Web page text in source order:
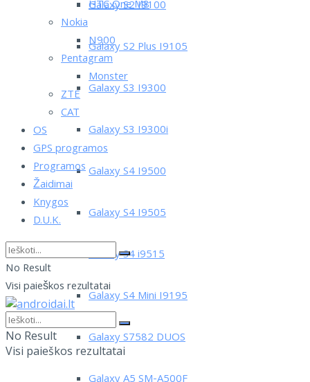
Galaxy S2 I9100
Galaxy S2 Plus I9105
Galaxy S3 I9300
Galaxy S3 I9300i
Galaxy S4 I9500
Galaxy S4 I9505
Galaxy S4 i9515
Galaxy S4 Mini I9195
Galaxy S7582 DUOS
HTC One M8
Nokia
N900
Pentagram
Monster
ZTE
CAT
OS
GPS programos
Programos
Žaidimai
Knygos
D.U.K.
No Result
Visi paieškos rezultatai
No Result
Visi paieškos rezultatai